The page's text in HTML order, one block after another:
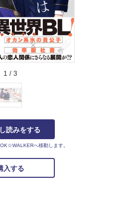
1 / 3
読みをする
へ移動します。
入する